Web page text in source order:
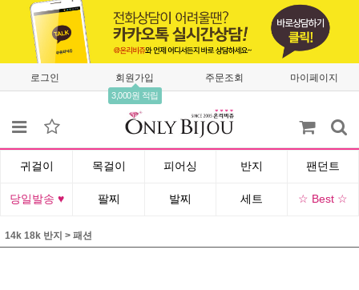
로그인 회원가입
3,000원 적립
주문조회 마이페이지
귀걸이 목걸이 피어싱 반지 팬던트
당일발송 ♥ 팔찌 발찌 세트 ☆ Best ☆
14k 18k 반지 > 패션